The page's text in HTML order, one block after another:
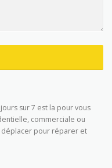
sur 7 est la pour vous
commerciale ou
déplacer pour réparer et